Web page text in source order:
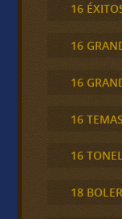
16
16
16
16
16
18